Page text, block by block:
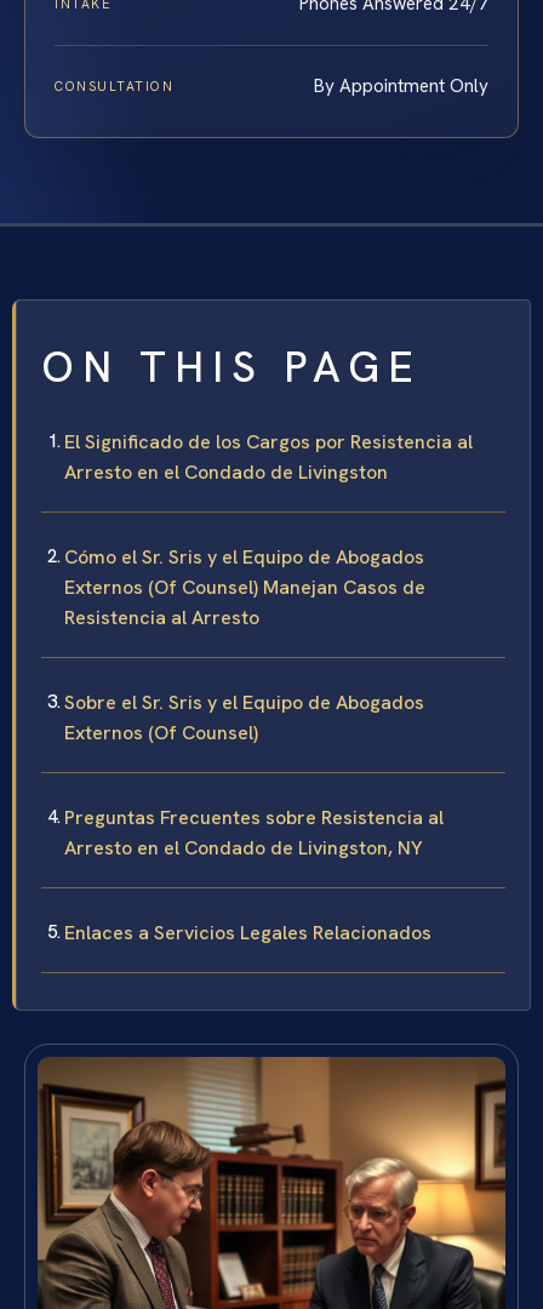
INTAKE
CONSULTATION By Appointment Only
ON THIS PAGE
El Significado de los Cargos por Resistencia al
Arresto en el Condado de Livingston
Cómo el Sr. Sris y el Equipo de Abogados
Externos (Of Counsel) Manejan Casos de
Resistencia al Arresto
Sobre el Sr. Sris y el Equipo de Abogados
Externos (Of Counsel)
Preguntas Frecuentes sobre Resistencia al
Arresto en el Condado de Livingston, NY
Enlaces a Servicios Legales Relacionados